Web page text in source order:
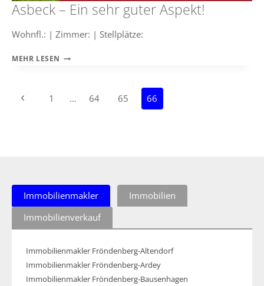
Asbeck – Ein sehr guter Aspekt!
Wohnfl.: | Zimmer: | Stellplätze:
MEHR LESEN ASBECK
GUTER
Seitennavigation
Previous
1 … 64 65 66
Immobilienmakler
Immobilien
Immobilienverkauf
Immobilienmakler Fröndenberg-Altendorf
Immobilienmakler Fröndenberg-Ardey
Immobilienmakler Fröndenberg-Bausenhagen